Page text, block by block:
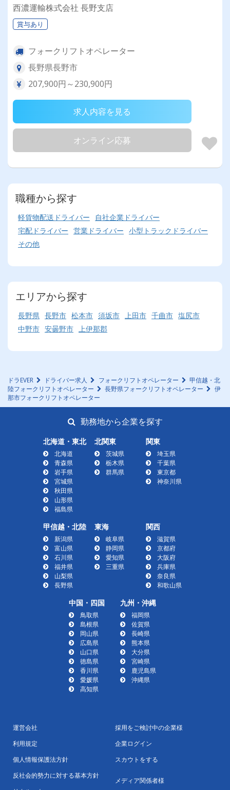
西濃運輸株式会社 長野支店
賞与あり
フォークリフトオペレーター
長野県長野市
207,900円～230,900円
求人内容を見る
オンライン応募
職種から探す
軽貨物配送ドライバー
自社企業ドライバー
宅配ドライバー 営業ドライバー 小型トラックドライバー
その他
エリアから探す
長野県 長野市 松本市 須坂市 上田市 千曲市 塩尻市
中野市 安曇野市 上伊那郡
ドラEVER ドライバー求人 フォークリフトオペレーター
甲信越・北
陸フォークリフトオペレーター
長野県フォークリフトオペレーター
伊
那市フォークリフトオペレーター
勤務地から企業を探す
北海道・東北
北海道
青森県
岩手県
宮城県
秋田県
山形県
福島県
北関東
茨城県
栃木県
群馬県
関東
埼玉県
千葉県
東京都
神奈川県
甲信越・北陸
新潟県
富山県
石川県
福井県
山梨県
長野県
東海
岐阜県
静岡県
愛知県
三重県
関西
滋賀県
京都府
大阪府
兵庫県
奈良県
和歌山県
中国・四国
鳥取県
島根県
岡山県
広島県
山口県
徳島県
香川県
愛媛県
高知県
九州・沖縄
福岡県
佐賀県
長崎県
熊本県
大分県
宮崎県
鹿児島県
沖縄県
運営会社
利用規定
個人情報保護法方針
反社会的勢力に対する基本方針
採用をご検討中の企業様
企業ログイン
スカウトをする
メディア関係者様